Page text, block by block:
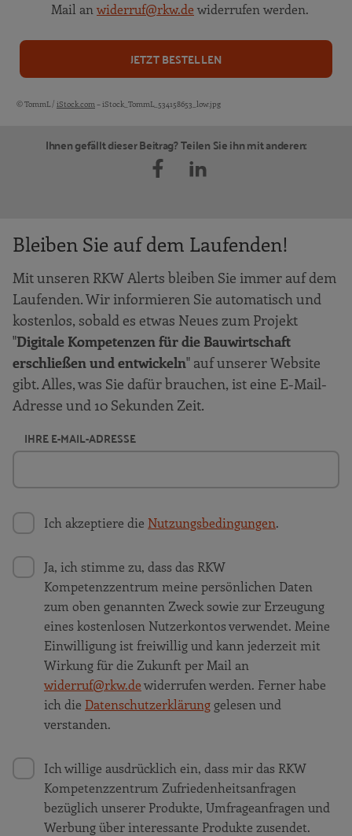
Mail an widerruf@rkw.de widerrufen werden.
JETZT BESTELLEN
Bildquellen und Copyright-Hinweise
© TommL / iStock.com– iStock_TommL_534158653_low.jpg
Ihnen gefällt dieser Beitrag? Teilen Sie ihn mit anderen:
Bleiben Sie auf dem Laufenden!
Mit unseren RKW Alerts bleiben Sie immer auf dem
Laufenden. Wir informieren Sie automatisch und
kostenlos, sobald es etwas Neues zum Projekt
"Digitale Kompetenzen für die Bauwirtschaft
erschließen und entwickeln" auf unserer Website
gibt. Alles, was Sie dafür brauchen, ist eine E-Mail-
Adresse und 10 Sekunden Zeit.
IHRE E-MAIL-ADRESSE
Ich akzeptiere die Nutzungsbedingungen.
Ja, ich stimme zu, dass das RKW
Kompetenzzentrum meine persönlichen Daten
zum oben genannten Zweck sowie zur Erzeugung
eines kostenlosen Nutzerkontos verwendet. Meine
Einwilligung ist freiwillig und kann jederzeit mit
Wirkung für die Zukunft per Mail an
widerruf@rkw.dewiderrufen werden. Ferner habe
ich die Datenschutzerklärunggelesen und
verstanden.
Ich willige ausdrücklich ein, dass mir das RKW
Kompetenzzentrum Zufriedenheitsanfragen
bezüglich unserer Produkte, Umfrageanfragen und
Werbung über interessante Produkte zusendet.